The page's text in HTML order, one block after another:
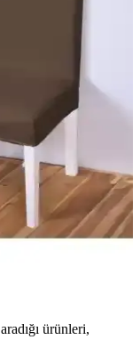
ürünleri,